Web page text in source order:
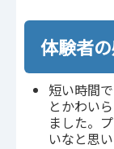
体験者
短い時間
とかわい
ました。
いなと思い